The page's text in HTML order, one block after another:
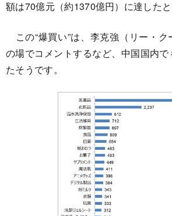
額は70億元（約1370億円）に達したと
この“爆買い”は、李克強（リー・
の場でコメントするなど、中国国内
たそうです。